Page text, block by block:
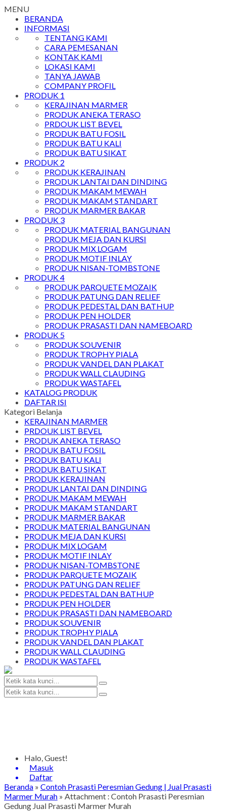
MENU
BERANDA
INFORMASI
TENTANG KAMI
CARA PEMESANAN
KONTAK KAMI
LOKASI KAMI
TANYA JAWAB
COMPANY PROFIL
PRODUK 1
KERAJINAN MARMER
PRODUK ANEKA TERASO
PRDOUK LIST BEVEL
PRODUK BATU FOSIL
PRODUK BATU KALI
PRODUK BATU SIKAT
PRODUK 2
PRODUK KERAJINAN
PRODUK LANTAI DAN DINDING
PRODUK MAKAM MEWAH
PRODUK MAKAM STANDART
PRODUK MARMER BAKAR
PRODUK 3
PRODUK MATERIAL BANGUNAN
PRODUK MEJA DAN KURSI
PRODUK MIX LOGAM
PRODUK MOTIF INLAY
PRODUK NISAN-TOMBSTONE
PRODUK 4
PRODUK PARQUETE MOZAIK
PRODUK PATUNG DAN RELIEF
PRODUK PEDESTAL DAN BATHUP
PRODUK PEN HOLDER
PRODUK PRASASTI DAN NAMEBOARD
PRODUK 5
PRODUK SOUVENIR
PRODUK TROPHY PIALA
PRODUK VANDEL DAN PLAKAT
PRODUK WALL CLAUDING
PRODUK WASTAFEL
KATALOG PRODUK
DAFTAR ISI
Kategori Belanja
KERAJINAN MARMER
PRDOUK LIST BEVEL
PRODUK ANEKA TERASO
PRODUK BATU FOSIL
PRODUK BATU KALI
PRODUK BATU SIKAT
PRODUK KERAJINAN
PRODUK LANTAI DAN DINDING
PRODUK MAKAM MEWAH
PRODUK MAKAM STANDART
PRODUK MARMER BAKAR
PRODUK MATERIAL BANGUNAN
PRODUK MEJA DAN KURSI
PRODUK MIX LOGAM
PRODUK MOTIF INLAY
PRODUK NISAN-TOMBSTONE
PRODUK PARQUETE MOZAIK
PRODUK PATUNG DAN RELIEF
PRODUK PEDESTAL DAN BATHUP
PRODUK PEN HOLDER
PRODUK PRASASTI DAN NAMEBOARD
PRODUK SOUVENIR
PRODUK TROPHY PIALA
PRODUK VANDEL DAN PLAKAT
PRODUK WALL CLAUDING
PRODUK WASTAFEL
Halo, Guest!
Masuk
Daftar
Beranda » Contoh Prasasti Peresmian Gedung | Jual Prasasti
Marmer Murah » Attachment : Contoh Prasasti Peresmian
Gedung Jual Prasasti Marmer Murah